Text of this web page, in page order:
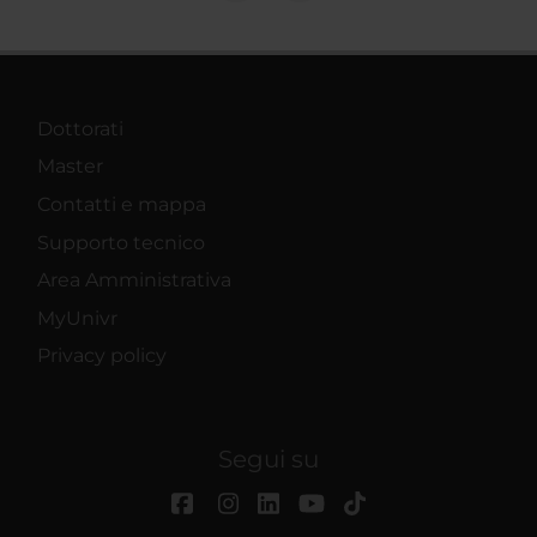
Dottorati
Master
Contatti e mappa
Supporto tecnico
Area Amministrativa
MyUnivr
Privacy policy
Segui su